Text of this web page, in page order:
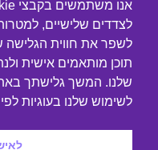
הצהרת פרטיות
נגישות
צור קשר
לצדדים שלישיים,
לשפר את חווית הגלישה
תוכן מותאמים אישית
שלנו. המשך גלישתך
לשימוש שלנו בעוגיות לפי